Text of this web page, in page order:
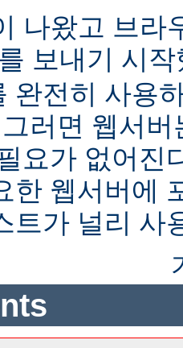
나왔고 브라
보내기 시
완전히 사용
러면 웹서
요가 없어진
한 웹서버에
트가 널리 사